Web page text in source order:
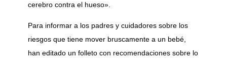
cerebro contra el hueso».
Para informar a los padres y cuidadores sobre los
riesgos que tiene mover bruscamente a un bebé,
han editado un folleto con recomendaciones sobre lo